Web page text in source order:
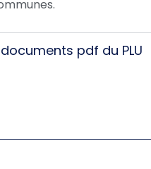
pdf du PLU